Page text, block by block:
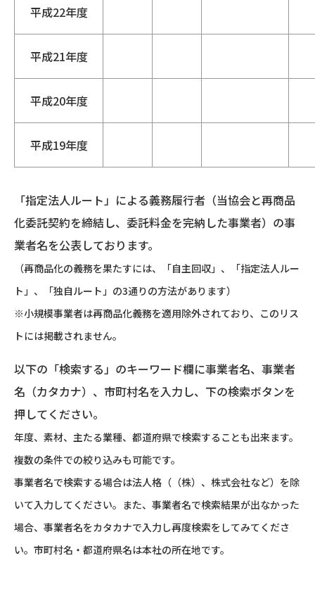
平成22年度
平成21年度
平成20年度
平成19年度
「指定法人ルート」による義務履行者（当協会と再商品
化委託契約を締結し、委託料金を完納した事業者）の事
業者名を公表しております。
（再商品化の義務を果たすには、「自主回収」、「指定法人ルー
ト」、「独自ルート」の3通りの方法があります）
※小規模事業者は再商品化義務を適用除外されており、このリス
トには掲載されません。
以下の「検索する」のキーワード欄に事業者名、事業者
名（カタカナ）、市町村名を入力し、下の検索ボタンを
押してください。
年度、素材、主たる業種、都道府県で検索することも出来ます。
複数の条件での絞り込みも可能です。
事業者名で検索する場合は法人格（（株）、株式会社など）を除
いて入力してください。また、事業者名で検索結果が出なかった
場合、事業者名をカタカナで入力し再度検索をしてみてくださ
い。市町村名・都道府県名は本社の所在地です。